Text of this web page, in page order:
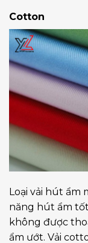
Cotton
Loại vải hút ẩm
năng hút ẩm
không được
ẩm ướt. Vải